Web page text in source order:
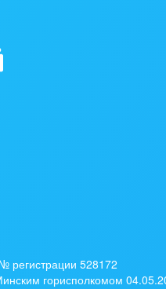
регистрации 528172
горисполкомом